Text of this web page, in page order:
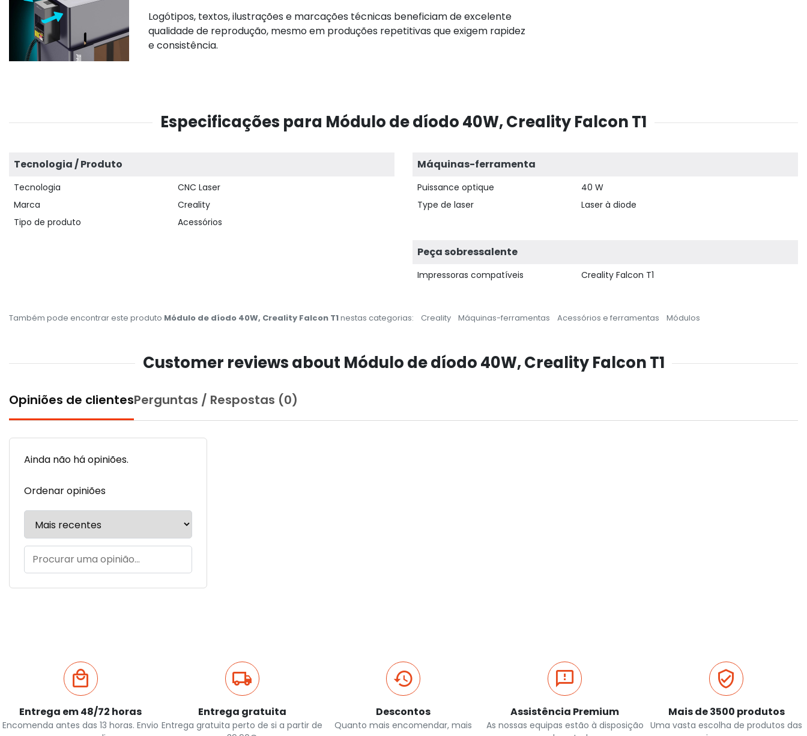
Logótipos, textos, ilustrações e marcações técnicas beneficiam de excelente
qualidade de reprodução, mesmo em produções repetitivas que exigem rapidez
e consistência.
Especificações para Módulo de díodo 40W, Creality Falcon T1
Tecnologia / Produto
Tecnologia
CNC Laser
Marca
Creality
Tipo de produto
Acessórios
Máquinas-ferramenta
Puissance optique
40 W
Type de laser
Laser à diode
Peça sobressalente
Impressoras compatíveis Creality Falcon T1
Também pode encontrar este produto Módulo de díodo 40W, Creality Falcon T1nestas categorias: Creality Máquinas-ferramentas Acessórios e ferramentas Módulos
Customer reviews about Módulo de díodo 40W, Creality Falcon T1
Opiniões de clientesPerguntas / Respostas (0)
Ainda não há opiniões.
Ordenar opiniões
Entrega em 48/72 horas
Encomenda antes das 13 horas. Envio
Entrega gratuita
Entrega gratuita perto de si a partir de
Descontos
Quanto mais encomendar, mais
Assistência Premium
As nossas equipas estão à disposição
Mais de 3500 produtos
Uma vasta escolha de produtos das